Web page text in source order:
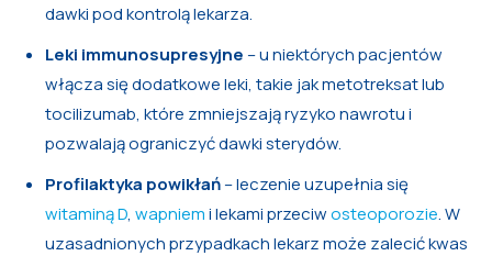
dawki pod kontrolą lekarza.
Leki immunosupresyjne – u niektórych pacjentów
włącza się dodatkowe leki, takie jak metotreksat lub
tocilizumab, które zmniejszają ryzyko nawrotu i
pozwalają ograniczyć dawki sterydów.
Profilaktyka powikłań– leczenie uzupełnia się
witaminą D, wapniemi lekami przeciwosteoporozie. W
uzasadnionych przypadkach lekarz może zalecić kwas